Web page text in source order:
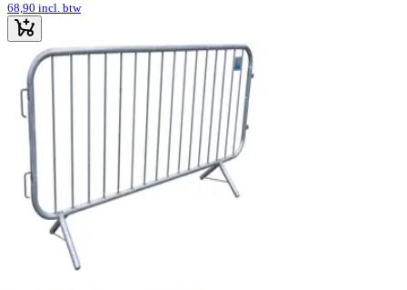
68,90 incl. btw